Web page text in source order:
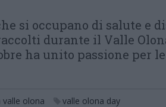
si occupano di salute e
durante il Valle
ha unito passione per
valle olona
valle olona day